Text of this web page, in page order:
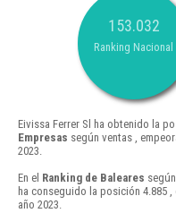
153.032
Ranking Nacional
Eivissa Ferrer Sl ha obtenido la
Empresas según ventas ,
2023.
En el Ranking de Baleares
ha conseguido la posición 4.885
año 2023.